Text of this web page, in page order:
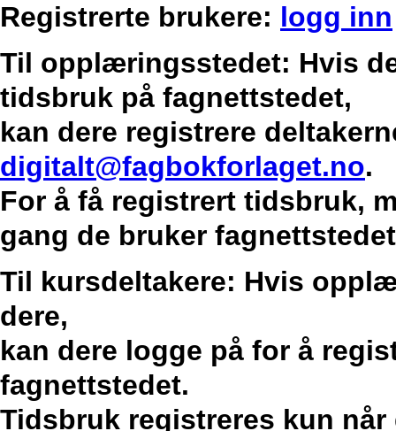
Registrerte brukere: logg inn
Til opplæringsstedet: Hvis
tidsbruk på fagnettstedet,
kan dere registrere
digitalt@fagbokforlaget.no.
For å få registrert tidsbruk,
gang de bruker
Til kursdeltakere: Hvis
dere,
kan dere logge på for å
fagnettstedet.
Tidsbruk registreres kun når